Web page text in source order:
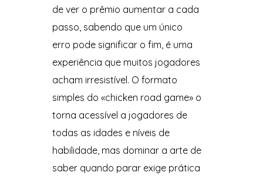
de ver o prêmio aumentar a cada
passo, sabendo que um único
erro pode significar o fim, é uma
experiência que muitos jogadores
acham irresistível. O formato
simples do «chicken road game» o
torna acessível a jogadores de
todas as idades e níveis de
habilidade, mas dominar a arte de
saber quando parar exige prática